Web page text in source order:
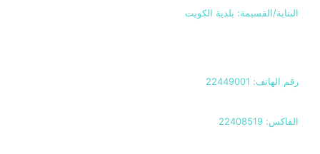
البناية/القسيمة: بلدية الكويت
رقم الهاتف: 22449001
الفاكس: 22408519